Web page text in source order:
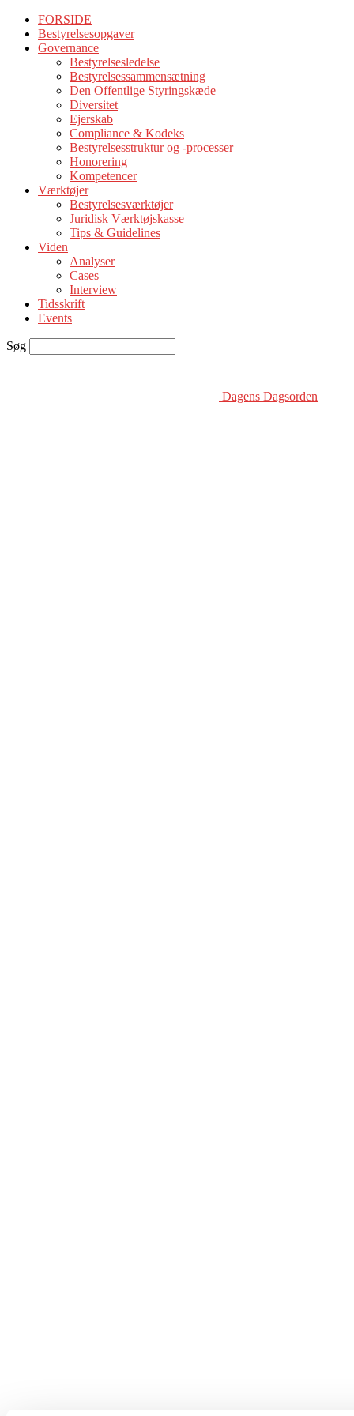
FORSIDE
Bestyrelsesopgaver
Governance
Bestyrelsesledelse
Bestyrelsessammensætning
Den Offentlige Styringskæde
Diversitet
Ejerskab
Compliance & Kodeks
Bestyrelsesstruktur og -processer
Honorering
Kompetencer
Værktøjer
Bestyrelsesværktøjer
Juridisk Værktøjskasse
Tips & Guidelines
Viden
Analyser
Cases
Interview
Tidsskrift
Events
Søg
Dagens Dagsorden